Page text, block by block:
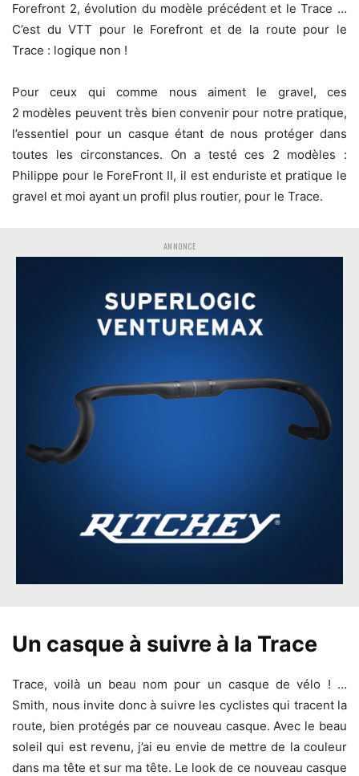
Forefront 2, évolution du modèle précédent et le Trace …
C’est du VTT pour le Forefront et de la route pour le
Trace : logique non !
Pour ceux qui comme nous aiment le gravel, ces
2 modèles peuvent très bien convenir pour notre pratique,
l’essentiel pour un casque étant de nous protéger dans
toutes les circonstances. On a testé ces 2 modèles :
Philippe pour le ForeFront II, il est enduriste et pratique le
gravel et moi ayant un profil plus routier, pour le Trace.
ANNONCE
Un casque à suivre à la Trace
Trace, voilà un beau nom pour un casque de vélo ! …
Smith, nous invite donc à suivre les cyclistes qui tracent la
route, bien protégés par ce nouveau casque. Avec le beau
soleil qui est revenu, j’ai eu envie de mettre de la couleur
dans ma tête et sur ma tête. Le look de ce nouveau casque